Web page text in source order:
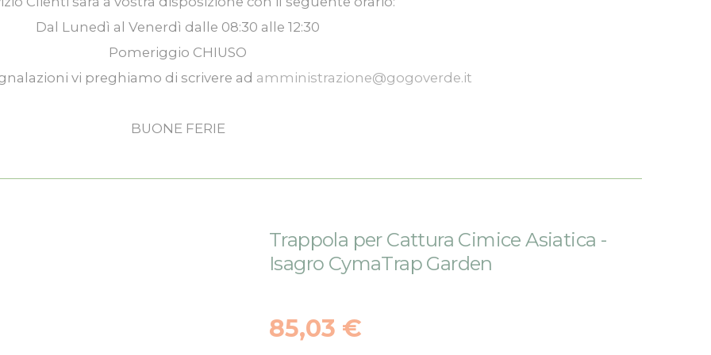
Dal Lunedì al Venerdì dalle 08:30 alle 12:30
Pomeriggio CHIUSO
vi preghiamo di scrivere ad amministrazione@gogoverde.it
BUONE FERIE
Trappola per Cattura Cimice Asiatica -
Isagro CymaTrap Garden
85,03 €